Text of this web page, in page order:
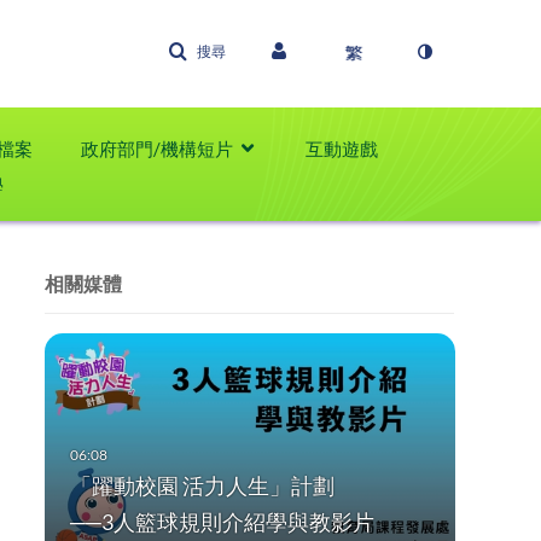
搜尋
案 政府部門/機構短片
互動遊戲
相關媒體
「躍動校園 活力人生」計劃
──3人籃球規則介紹學與教影片